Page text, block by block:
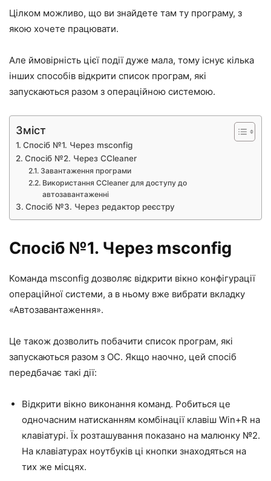
Цілком можливо, що ви знайдете там ту програму, з
якою хочете працювати.
Але ймовірність цієї події дуже мала, тому існує кілька
інших способів відкрити список програм, які
запускаються разом з операційною системою.
Зміст
Спосіб №1. Через msconfig
Спосіб №2. Через CCleaner
Завантаження програми
Використання CCleaner для доступу до
автозавантаженні
Спосіб №3. Через редактор реєстру
Спосіб №1. Через msconfig
Команда msconfig дозволяє відкрити вікно конфігурації
операційної системи, а в ньому вже вибрати вкладку
«Автозавантаження».
Це також дозволить побачити список програм, які
запускаються разом з ОС. Якщо наочно, цей спосіб
передбачає такі дії:
Відкрити вікно виконання команд. Робиться це
одночасним натисканням комбінації клавіш Win+R на
клавіатурі. Їх розташування показано на малюнку №2.
На клавіатурах ноутбуків ці кнопки знаходяться на
тих же місцях.